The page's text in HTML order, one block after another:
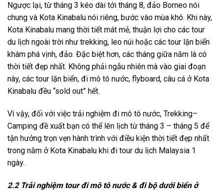
Ngược lại, từ tháng 3 kéo dài tới tháng 8, đảo Borneo nói
chung và Kota Kinabalu nói riêng, bước vào mùa khô. Khi này,
Kota Kinabalu mang thời tiết mát mẻ, thuận lợi cho các tour
du lịch ngoài trời như trekking, leo núi hoặc các tour lặn biển
khám phá vịnh, đảo. Đặc biệt hơn, các tháng giữa năm là có
thời tiết đẹp nhất. Không phải ngẫu nhiên mà vào giai đoạn
này, các tour lặn biển, đi mô tô nước, flyboard, câu cá ở Kota
Kinabalu đều “sold out” hết.
Vì vậy, đối với việc trải nghiệm đi mô tô nước, Trekking–
Camping đề xuất bạn có thể lên lịch từ tháng 3 – tháng 5 để
tận hưởng trọn vẹn hành trình với điều kiện thời tiết đẹp nhất
trong năm ở Kota Kinabalu khi đi tour du lịch Malaysia 1
ngày.
2.2 Trải nghiệm tour đi mô tô nước & đi bộ dưới biển ở